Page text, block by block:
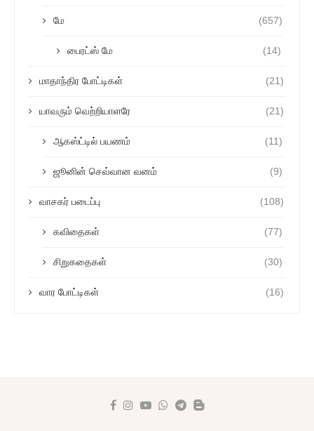
மே (657)
பைரட்ஸ் மே (14)
மாதாந்திர போட்டிகள் (21)
யாவரும் வெற்றியாளரே (21)
ஆகஸ்ட்டில் பயணம் (11)
ஜூனின் செவ்வான வனம் (9)
வாசகர் படைப்பு (108)
கவிதைகள் (77)
சிறுகதைகள் (30)
வார போட்டிகள் (16)